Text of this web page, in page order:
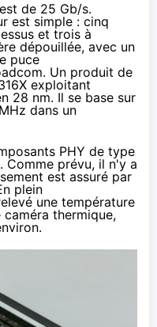
de 25 Gb/s.
est simple : cinq
et trois à
dépouillée, avec un
puce
Un produit de
exploitant
28 nm. Il se base sur
dans un
PHY de type
Comme prévu, il n'y a
est assuré par
plein
une température
thermique,